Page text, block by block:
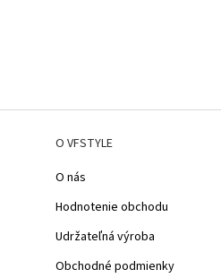
O VFSTYLE
O nás
Hodnotenie obchodu
Udržateľná výroba
Obchodné podmienky